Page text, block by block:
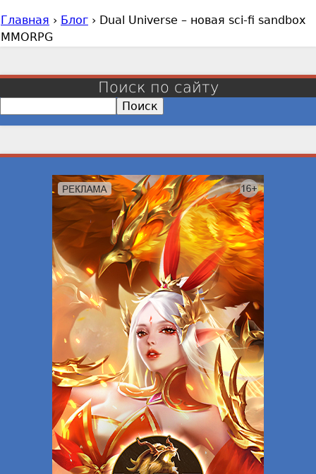
В
ы
с
Главная › Блог › Dual Universe – новая sci-fi sandbox
MMORPG
Поиск по сайту
о
с